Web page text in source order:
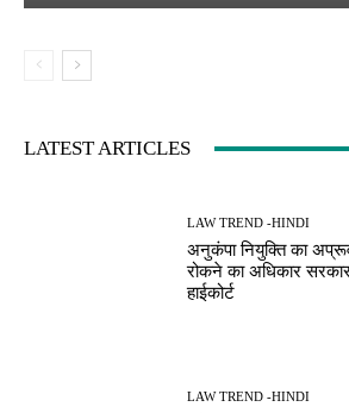
LATEST ARTICLES
LAW TREND -HINDI
अनुकंपा नियुक्ति का
रोकने का अधिकार सरकार
हाईकोर्ट
LAW TREND -HINDI